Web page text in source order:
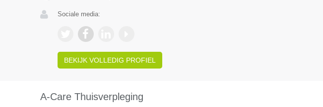
Sociale media:
BEKIJK VOLLEDIG PROFIEL
A-Care Thuisverpleging